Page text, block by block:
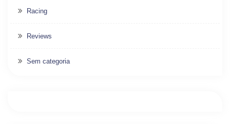
Racing
Reviews
Sem categoria